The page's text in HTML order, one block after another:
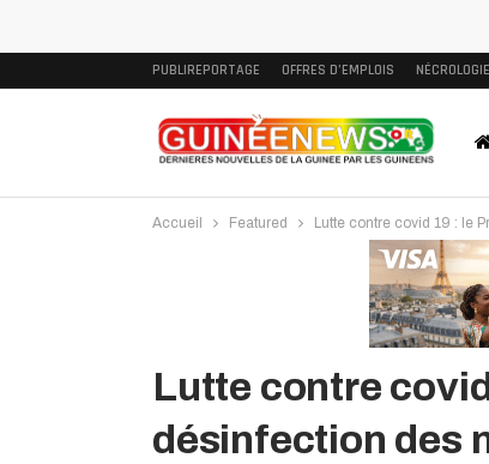
PUBLIREPORTAGE OFFRES D’EMPLOIS NÉCROLOGIE
Accueil Featured Lutte contre covid 19 : le
Lutte contre
désinfection des